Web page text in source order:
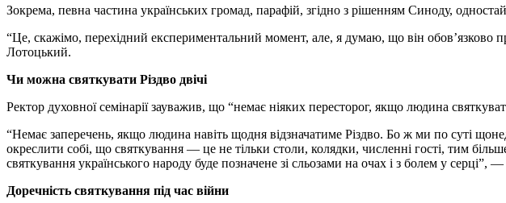
Зокрема, певна частина українських громад, парафій, згідно з рішенням Синоду,
“Це, скажімо, перехідний експериментальний момент, але, я думаю, що він обов’язково
Лотоцький.
Чи можна святкувати Різдво двічі
Ректор духовної семінарії зауважив, що “немає ніяких пересторог, якщо людина
“Немає заперечень, якщо людина навіть щодня відзначатиме Різдво. Бо ж ми по суті
окреслити собі, що святкування — це не тільки столи, колядки, численні гості, тим
святкування українського народу буде позначене зі сльозами на очах і з болем у серці”, —
Доречність святкування під час війни